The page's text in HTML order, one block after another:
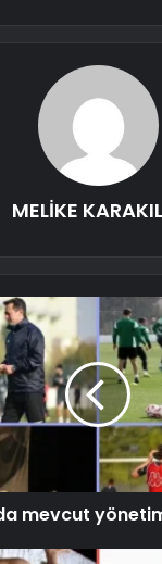
MELİKE
mevcut